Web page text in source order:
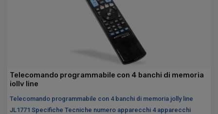
Telecomando programmabile con 4 banchi di memoria
jolly line
Telecomando programmabile con 4 banchi di memoria jolly line
JL1771 Specifiche Tecniche numero apparecchi 4 apparecchi